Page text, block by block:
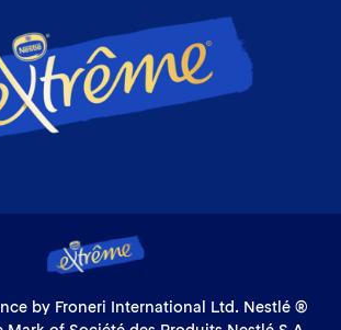
by Froneri International Ltd. Nestlé ®